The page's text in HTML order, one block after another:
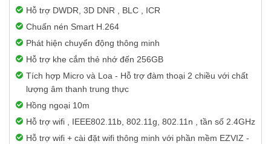
Hỗ trợ DWDR, 3D DNR , BLC , ICR
Chuấn nén Smart H.264
Phát hiện chuyển động thông minh
Hỗ trợ khe cắm thẻ nhớ đến 256GB
Tích hợp Micro và Loa - Hỗ trợ đàm thoại 2 chiều với chất
lượng âm thanh trung thực
Hồng ngoại 10m
Hỗ trợ wifi , IEEE802.11b, 802.11g, 802.11n , tần số 2.4GHz
Hỗ trợ wifi + cài đặt wifi thông minh với phần mềm EZVIZ -